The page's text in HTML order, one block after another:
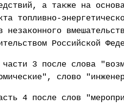
а также на
топливно-
незаконного
Российской
3 после слова
слово
4 после слов